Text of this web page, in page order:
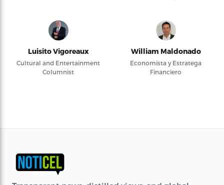
Luisito Vigoreaux
Cultural and Entertainment
Columnist
William Maldonado
Economista y Estratega
Financiero